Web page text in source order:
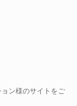
ン様のサイトをご